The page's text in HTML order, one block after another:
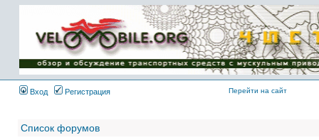
Имя пользователя:
Пароль:
{ LOG_ME_IN_SHORT
}
Вход
Регистрация Перейти на сайт
Список форумов